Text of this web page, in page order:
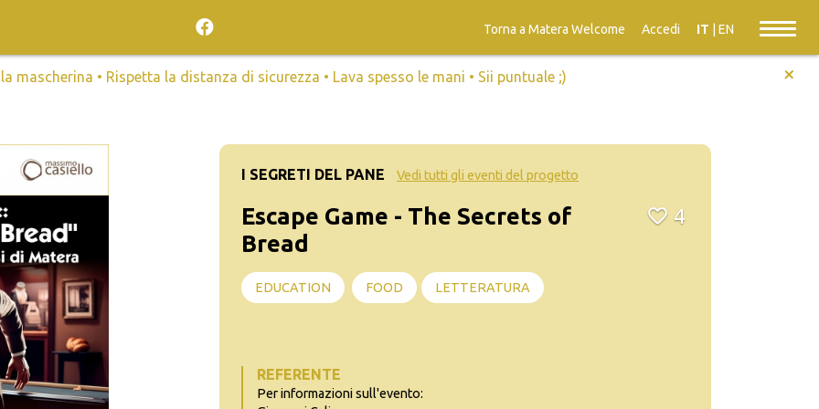
Torna a Matera Welcome Accedi IT EN
la mascherina • Rispetta la distanza di sicurezza • Lava spesso le mani • Sii puntuale ;) +
I SEGRETI DEL PANE Vedi tutti gli eventi del progetto
Escape Game - The Secrets of
Bread
4
EDUCATION FOOD LETTERATURA
REFERENTE
Per informazioni sull'evento: